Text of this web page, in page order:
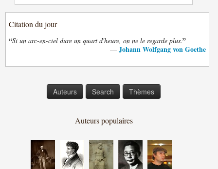
Citation du jour
“Si un arc-en-ciel dure un quart d'heure, on ne le regarde plus.”
— Johann Wolfgang von Goethe
Auteurs Search Thèmes
Auteurs populaires